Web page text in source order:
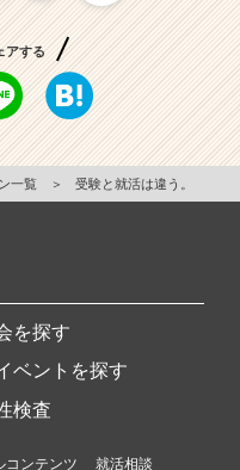
アする
一覧 ＞ 受験と就活は違う。
を探す
ベントを探す
検査
コンテンツ
就活相談